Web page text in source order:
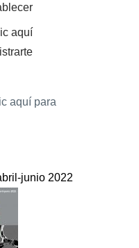
aquí
aquí para
junio 2022